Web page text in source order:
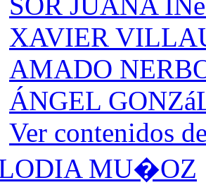
XAVIER
AMADO
ÁNGEL
Ver contenidos
MU�OZ